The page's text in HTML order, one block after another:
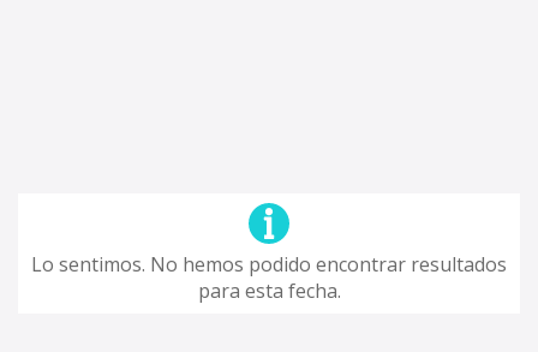
Lo sentimos. No hemos podido encontrar resultados
para esta fecha.